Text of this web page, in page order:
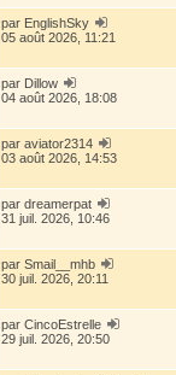
par EnglishSky
05 août 2026, 11:21
par Dillow
04 août 2026, 18:08
par aviator2314
03 août 2026, 14:53
par dreamerpat
31 juil. 2026, 10:46
par Smail__mhb
30 juil. 2026, 20:11
par CincoEstrelle
29 juil. 2026, 20:50